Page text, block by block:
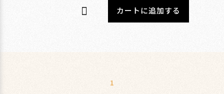
カートに追加する
1